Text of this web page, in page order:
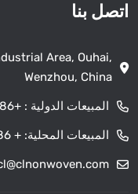
اتصل بنا
Area, Ouhai,
Wenzhou, China
المبيعات الدولية : +86 15968788570 (Mr Zhang)
المبيعات المحلية: + 86 18057731588 ( Mr Hu )